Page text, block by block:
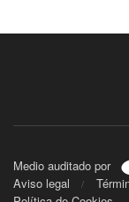
Medio auditado por
Aviso legal